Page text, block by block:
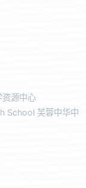
源中心
School 芙蓉中华中